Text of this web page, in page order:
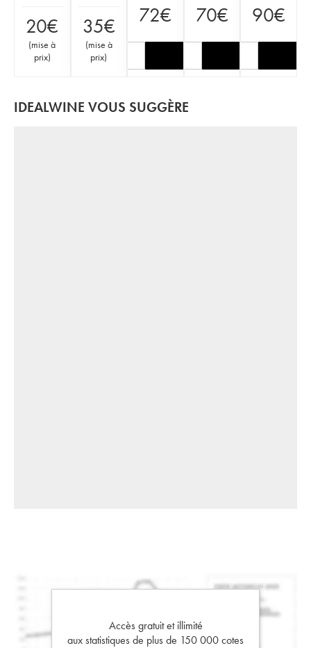
20€
(mise à
prix)
35€
(mise à
prix)
72€ 70€ 90€
IDEALWINE VOUS SUGGÈRE
Accès gratuit et illimité
aux statistiques de plus de 150 000 cotes